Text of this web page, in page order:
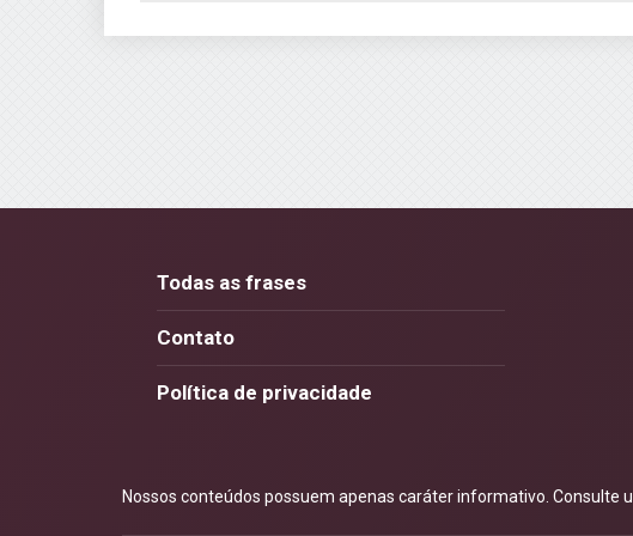
Todas as frases
Contato
Política de privacidade
Nossos conteúdos possuem apenas caráter informativo. Consulte